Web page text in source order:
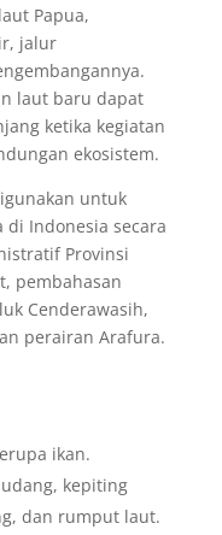
Papua,
jalur
laut baru dapat
ketika kegiatan
ekosistem.
untuk
di Indonesia secara
Provinsi
pembahasan
Cenderawasih,
perairan Arafura.
ikan.
kepiting
dan rumput laut.